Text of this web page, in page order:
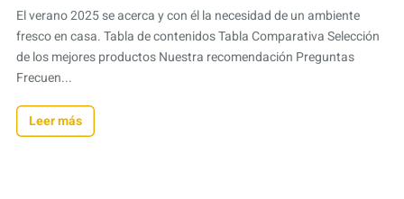
El verano 2025 se acerca y con él la necesidad de un ambiente
fresco en casa. Tabla de contenidos Tabla Comparativa Selección
de los mejores productos Nuestra recomendación Preguntas
Frecuen...
Leer más